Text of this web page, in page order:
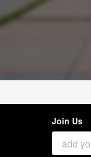
Join Us